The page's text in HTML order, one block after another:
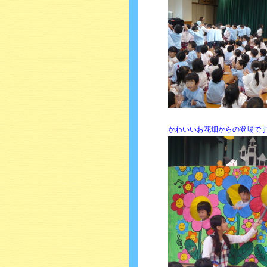
かわいいお花畑からの登場で